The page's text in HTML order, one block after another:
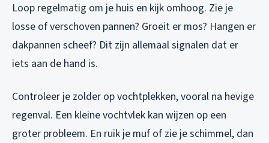
Loop regelmatig om je huis en kijk omhoog. Zie je
losse of verschoven pannen? Groeit er mos? Hangen er
dakpannen scheef? Dit zijn allemaal signalen dat er
iets aan de hand is.
Controleer je zolder op vochtplekken, vooral na hevige
regenval. Een kleine vochtvlek kan wijzen op een
groter probleem. En ruik je muf of zie je schimmel, dan